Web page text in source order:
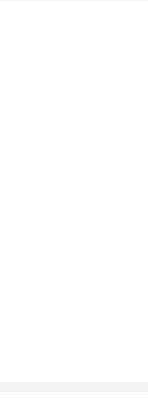
곳을 찾기 어려
회의 차가운 편
와 주체적인 독립
느슨하면서도 안
하며 성장하는
려주는 트랜스젠
하는 사회에 오늘
을 선택하기로